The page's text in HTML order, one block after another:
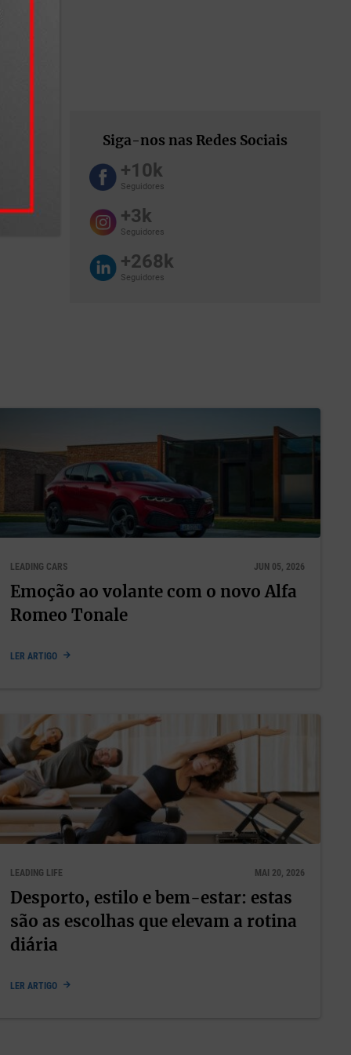
em
de tal
seguir.
a
se
suas
e
se
foco na
pode
Siga-nos nas Redes Sociais
+10k
Seguidores
+3k
Seguidores
+268k
Seguidores
LEADING CARS JUN 05, 2026
Emoção ao volante com o novo Alfa
Romeo Tonale
LER ARTIGO
LEADING LIFE MAI 20, 2026
Desporto, estilo e bem-estar: estas
são as escolhas que elevam a rotina
diária
LER ARTIGO